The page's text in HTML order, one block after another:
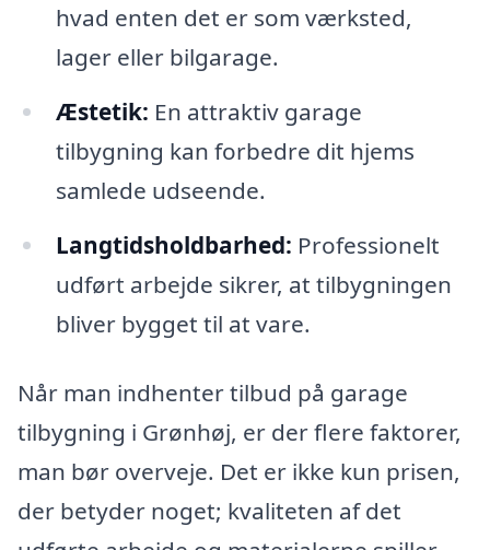
hvad enten det er som værksted,
lager eller bilgarage.
Æstetik: En attraktiv garage
tilbygning kan forbedre dit hjems
samlede udseende.
Langtidsholdbarhed: Professionelt
udført arbejde sikrer, at tilbygningen
bliver bygget til at vare.
Når man indhenter tilbud på garage
tilbygning i Grønhøj, er der flere faktorer,
man bør overveje. Det er ikke kun prisen,
der betyder noget; kvaliteten af det